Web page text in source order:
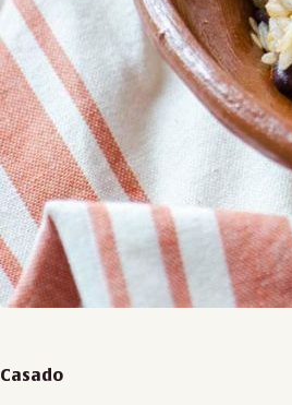
Casado